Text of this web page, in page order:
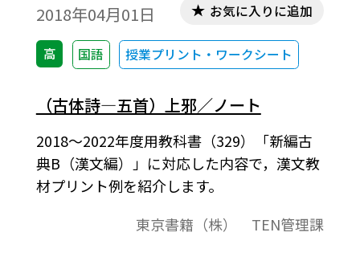
2018年04月01日
高 国語 授業プリント・ワークシート
お気に入りに追加
（古体詩―五首）上邪／ノート
2018～2022年度用教科書（329）「新編古
典B（漢文編）」に対応した内容で，漢文教
材プリント例を紹介します。
東京書籍（株） TEN管理課